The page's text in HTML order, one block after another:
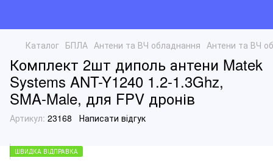
Каталог БПЛА Антени та ВЧ обладнання Антени та ВЧ
Комплект 2шт диполь антени Matek
Systems ANT-Y1240 1.2-1.3Ghz,
SMA-Male, для FPV дронів
Артикул: 23168 Написати відгук
ШВИДКА ВІДПРАВКА